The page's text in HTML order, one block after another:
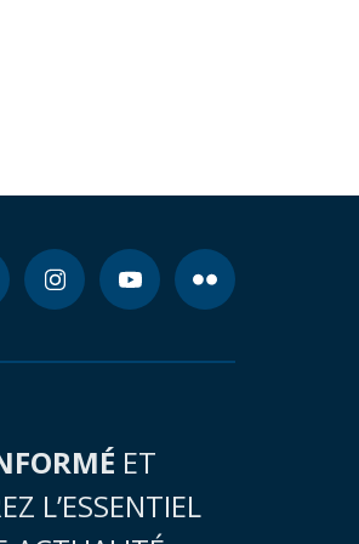
ET
L’ESSENTIEL